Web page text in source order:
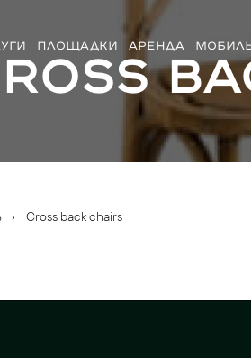
ПЛОЩАДКИ АРЕНДА
› Cross back chairs